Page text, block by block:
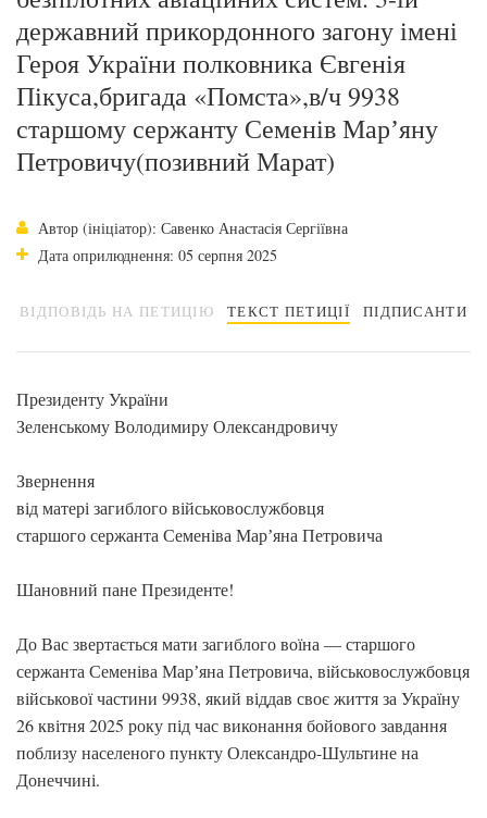
державний прикордонного загону імені
Героя України полковника Євгенія
Пікуса,бригада «Помста»,в/ч 9938
старшому сержанту Семенів Марʼяну
Петровичу(позивний Марат)
Автор (ініціатор): Савенко Анастасія Сергіївна
Дата оприлюднення: 05 серпня 2025
ВІДПОВІДЬ НА ПЕТИЦІЮ ТЕКСТ ПЕТИЦІЇ ПІДПИСАНТИ
Президенту України
Зеленському Володимиру Олександровичу
Звернення
від матері загиблого військовослужбовця
старшого сержанта Семеніва Марʼяна Петровича
Шановний пане Президенте!
До Вас звертається мати загиблого воїна — старшого
сержанта Семеніва Марʼяна Петровича, військовослужбовця
військової частини 9938, який віддав своє життя за Україну
26 квітня 2025 року під час виконання бойового завдання
поблизу населеного пункту Олександро-Шультине на
Донеччині.